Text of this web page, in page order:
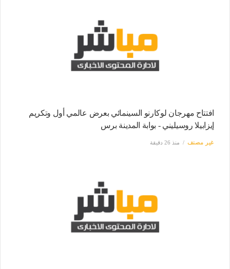
افتتاح مهرجان لوكارنو السينمائي بعرض عالمي أول وتكريم
إيزابيلا روسيليني - بوابة المدينة برس
غير مصنف منذ 26 دقيقة